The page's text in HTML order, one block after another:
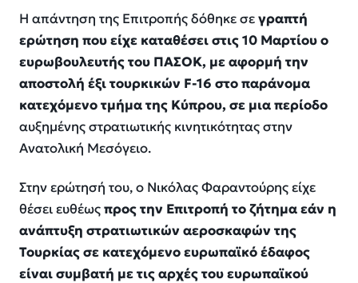
Η απάντηση της Επιτροπής δόθηκε σεγραπτή
ερώτηση που είχε καταθέσει στις 10 Μαρτίου ο
ευρωβουλευτής του ΠΑΣΟΚ, με αφορμή την
αποστολή έξι τουρκικών F-16 στο παράνομα
κατεχόμενο τμήμα της Κύπρου, σε μια περίοδο
αυξημένης στρατιωτικής κινητικότητας στην
Ανατολική Μεσόγειο.
Στην ερώτησή του, ο Νικόλας Φαραντούρης είχε
θέσει ευθέωςπρος την Επιτροπή το ζήτημα εάν η
ανάπτυξη στρατιωτικών αεροσκαφών της
Τουρκίας σε κατεχόμενο ευρωπαϊκό έδαφος
είναι συμβατή με τις αρχές του ευρωπαϊκού